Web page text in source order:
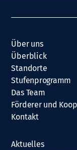
Über uns
Überblick
Standorte
Stufenprogramm
Das Team
Förderer und
Kontakt
Aktuelles